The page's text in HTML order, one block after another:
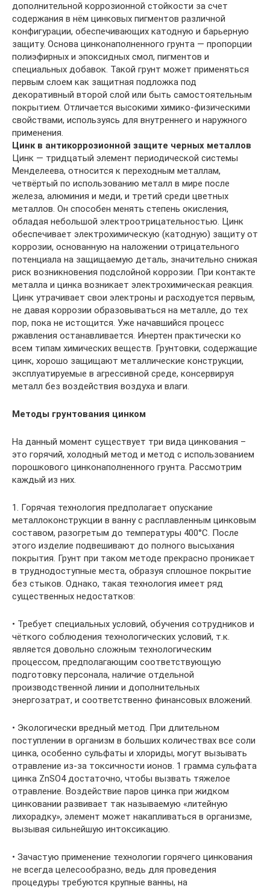
дополнительной коррозионной стойкости за счет
содержания в нём цинковых пигментов различной
конфигурации, обеспечивающих катодную и барьерную
защиту. Основа цинконаполненного грунта — пропорции
полиэфирных и эпоксидных смол, пигментов и
специальных добавок. Такой грунт может применяться
первым слоем как защитная подложка под
декоративный второй слой или быть самостоятельным
покрытием. Отличается высокими химико-физическими
свойствами, используясь для внутреннего и наружного
применения.
Цинк в антикоррозионной защите черных металлов
Цинк — тридцатый элемент периодической системы
Менделеева, относится к переходным металлам,
четвёртый по использованию металл в мире после
железа, алюминия и меди, и третий среди цветных
металлов. Он способен менять степень окисления,
обладая небольшой электроотрицательностью. Цинк
обеспечивает электрохимическую (катодную) защиту от
коррозии, основанную на наложении отрицательного
потенциала на защищаемую деталь, значительно снижая
риск возникновения подслойной коррозии. При контакте
металла и цинка возникает электрохимическая реакция.
Цинк утрачивает свои электроны и расходуется первым,
не давая коррозии образовываться на металле, до тех
пор, пока не истощится. Уже начавшийся процесс
ржавления останавливается. Инертен практически ко
всем типам химических веществ. Грунтовки, содержащие
цинк, хорошо защищают металлические конструкции,
эксплуатируемые в агрессивной среде, консервируя
металл без воздействия воздуха и влаги.
Методы грунтования цинком
На данный момент существует три вида цинкования –
это горячий, холодный метод и метод с использованием
порошкового цинконаполненного грунта. Рассмотрим
каждый из них.
1. Горячая технология предполагает опускание
металлоконструкции в ванну с расплавленным цинковым
составом, разогретым до температуры 400°C. После
этого изделие подвешивают до полного высыхания
покрытия. Грунт при таком методе прекрасно проникает
в труднодоступные места, образуя сплошное покрытие
без стыков. Однако, такая технология имеет ряд
существенных недостатков:
• Требует специальных условий, обучения сотрудников и
чёткого соблюдения технологических условий, т.к.
является довольно сложным технологическим
процессом, предполагающим соответствующую
подготовку персонала, наличие отдельной
производственной линии и дополнительных
энергозатрат, и соответственно финансовых вложений.
• Экологически вредный метод. При длительном
поступлении в организм в больших количествах все соли
цинка, особенно сульфаты и хлориды, могут вызывать
отравление из-за токсичности ионов. 1 грамма сульфата
цинка ZnSO4 достаточно, чтобы вызвать тяжелое
отравление. Воздействие паров цинка при жидком
цинковании развивает так называемую «литейную
лихорадку», элемент может накапливаться в организме,
вызывая сильнейшую интоксикацию.
• Зачастую применение технологии горячего цинкования
не всегда целесообразно, ведь для проведения
процедуры требуются крупные ванны, на